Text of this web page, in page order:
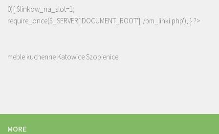
0){ $linkow_na_slot=1;
require_once($_SERVER['DOCUMENT_ROOT'].'/bm_linki.php'); } ?>
meble kuchenne Katowice Szopienice
MORE